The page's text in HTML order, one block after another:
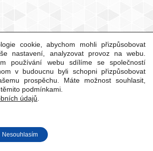
cookie, abychom mohli přizpůsobovat
nastavení, analyzovat provoz na webu.
používání webu sdílíme se společností
v budoucnu byli schopni přizpůsobovat
prospěchu. Máte možnost souhlasit,
podmínkami.
údajů
Nesouhlasím